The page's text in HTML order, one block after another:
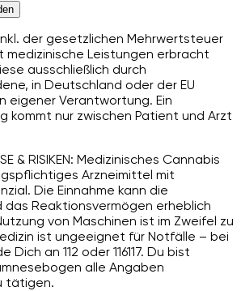
der gesetzlichen Mehrwertsteuer
medizinische Leistungen erbracht
ausschließlich durch
in Deutschland oder der EU
eigener Verantwortung. Ein
kommt nur zwischen Patient und Arzt
& RISIKEN: Medizinisches Cannabis
Arzneimittel mit
Die Einnahme kann die
Reaktionsvermögen erheblich
von Maschinen ist im Zweifel zu
ist ungeeignet für Notfälle – bei
an 112 oder 116117. Du bist
alle Angaben
tätigen.